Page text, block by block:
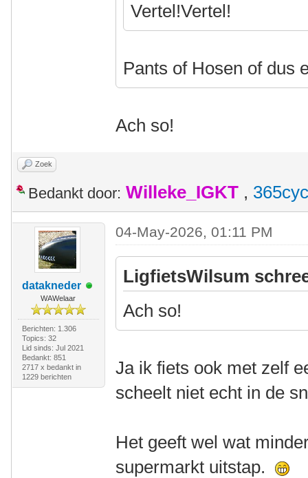
Vertel!Vertel!
Pants of Hosen of dus
Ach so!
Zoek
Bedankt door: Willeke_IGKT ,
datakneder
WAWelaar
Berichten: 1.306
Topics: 32
Lid sinds: Jul 2021
Bedankt: 851
2717 x bedankt in
1229 berichten
04-May-2026, 01:11 PM
LigfietsWilsum
Ach so!
Ja ik fiets ook met zelf
scheelt niet echt in de
Het geeft wel wat
supermarkt uitstap.